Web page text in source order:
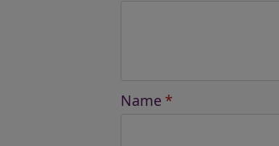
Name *